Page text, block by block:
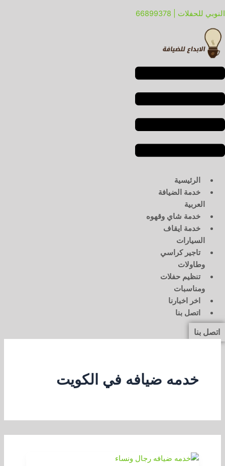
إلى
المحتوى
النوبي للحفلات | 66899378
الرئيسية
خدمة الضيافة
العربية
خدمة شاي وقهوه
خدمة ايقاف
السيارات
تاجير كراسي
وطاولات
تنظيم حفلات
ومناسبات
اخر اخبارنا
اتصل بنا
اتصل بنا
خدمه ضيافه في الكويت